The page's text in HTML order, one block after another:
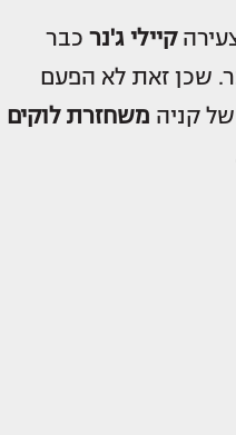
קיילי ג'נר כבר
שכן זאת לא הפעם
קניה משחזרת לוקים